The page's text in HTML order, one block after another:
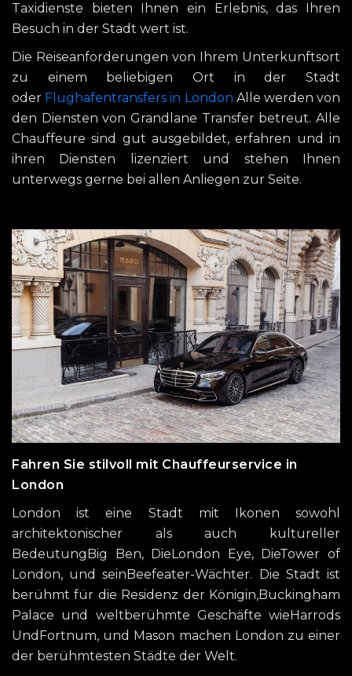
Taxidienste bieten Ihnen ein Erlebnis, das Ihren
Besuch in der Stadt wert ist.
Die Reiseanforderungen von Ihrem Unterkunftsort
zu einem beliebigen Ort in der Stadt
oder Flughafentransfers in London Alle werden von
den Diensten von Grandlane Transfer betreut. Alle
Chauffeure sind gut ausgebildet, erfahren und in
ihren Diensten lizenziert und stehen Ihnen
unterwegs gerne bei allen Anliegen zur Seite.
Fahren Sie stilvoll mit Chauffeurservice in
London
London ist eine Stadt mit Ikonen sowohl
architektonischer als auch kultureller
BedeutungBig Ben, DieLondon Eye, DieTower of
London, und seinBeefeater-Wächter. Die Stadt ist
berühmt für die Residenz der Königin,Buckingham
Palace und weltberühmte Geschäfte wieHarrods
UndFortnum, und Mason machen London zu einer
der berühmtesten Städte der Welt.